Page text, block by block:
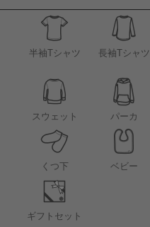
半袖Tシャツ 長袖Tシャツ
スウェット パーカ
くつ下 ベビー
ギフトセット